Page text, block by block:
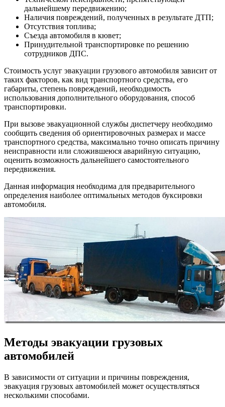
дальнейшему передвижению;
Наличия повреждений, полученных в результате ДТП;
Отсутствия топлива;
Съезда автомобиля в кювет;
Принудительной транспортировке по решению
сотрудников ДПС.
Стоимость услуг эвакуации грузового автомобиля зависит от
таких факторов, как вид транспортного средства, его
габариты, степень повреждений, необходимость
использования дополнительного оборудования, способ
транспортировки.
При вызове эвакуационной службы диспетчеру необходимо
сообщить сведения об ориентировочных размерах и массе
транспортного средства, максимально точно описать причину
неисправности или сложившеюся аварийную ситуацию,
оценить возможность дальнейшего самостоятельного
передвижения.
Данная информация необходима для предварительного
определения наиболее оптимальных методов буксировки
автомобиля.
Методы эвакуации грузовых
автомобилей
В зависимости от ситуации и причины повреждения,
эвакуация грузовых автомобилей может осуществляться
несколькими способами.